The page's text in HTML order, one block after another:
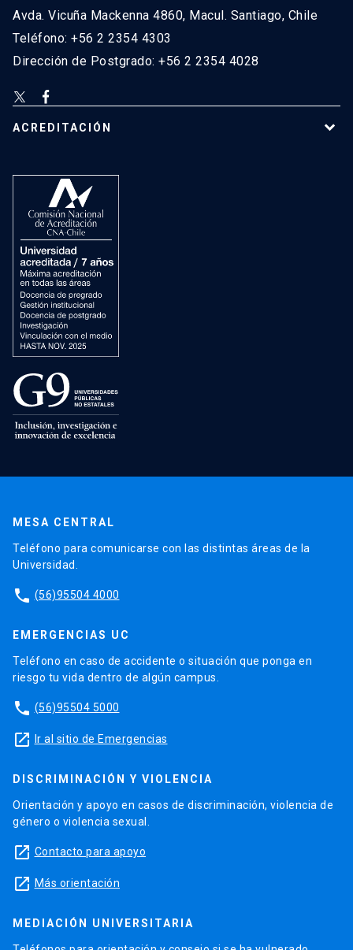
Avda. Vicuña Mackenna 4860, Macul. Santiago, Chile
Teléfono: +56 2 2354 4303
Dirección de Postgrado: +56 2 2354 4028
ACREDITACIÓN
MESA CENTRAL
Teléfono para comunicarse con las distintas áreas de la
Universidad.
phone (56)95504 4000
EMERGENCIAS UC
Teléfono en caso de accidente o situación que ponga en
riesgo tu vida dentro de algún campus.
phone (56)95504 5000
launch Ir al sitio de Emergencias
DISCRIMINACIÓN Y VIOLENCIA
Orientación y apoyo en casos de discriminación, violencia de
género o violencia sexual.
launch Contacto para apoyo
launch Más orientación
MEDIACIÓN UNIVERSITARIA